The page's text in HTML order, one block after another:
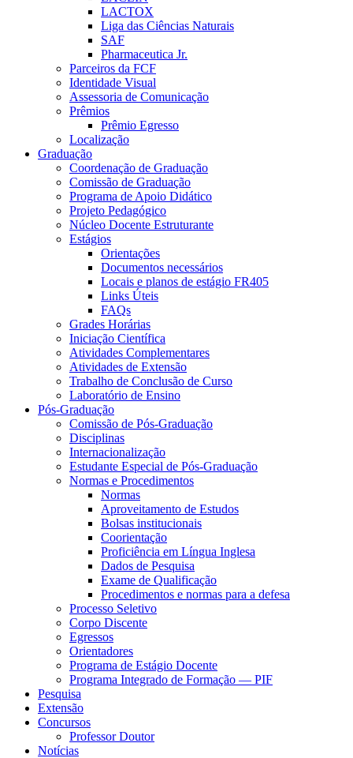
LACTOX
Liga das Ciências Naturais
SAF
Pharmaceutica Jr.
Parceiros da FCF
Identidade Visual
Assessoria de Comunicação
Prêmios
Prêmio Egresso
Localização
Graduação
Coordenação de Graduação
Comissão de Graduação
Programa de Apoio Didático
Projeto Pedagógico
Núcleo Docente Estruturante
Estágios
Orientações
Documentos necessários
Locais e planos de estágio FR405
Links Úteis
FAQs
Grades Horárias
Iniciação Científica
Atividades Complementares
Atividades de Extensão
Trabalho de Conclusão de Curso
Laboratório de Ensino
Pós-Graduação
Comissão de Pós-Graduação
Disciplinas
Internacionalização
Estudante Especial de Pós-Graduação
Normas e Procedimentos
Normas
Aproveitamento de Estudos
Bolsas institucionais
Coorientação
Proficiência em Língua Inglesa
Dados de Pesquisa
Exame de Qualificação
Procedimentos e normas para a defesa
Processo Seletivo
Corpo Discente
Egressos
Orientadores
Programa de Estágio Docente
Programa Integrado de Formação — PIF
Pesquisa
Extensão
Concursos
Professor Doutor
Notícias